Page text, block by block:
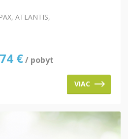
ATLANTIS,
€ / pobyt
VIAC